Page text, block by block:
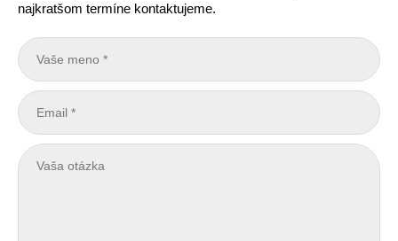
najkratšom termíne kontaktujeme.